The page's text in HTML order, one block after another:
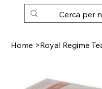
Home >Royal Regime